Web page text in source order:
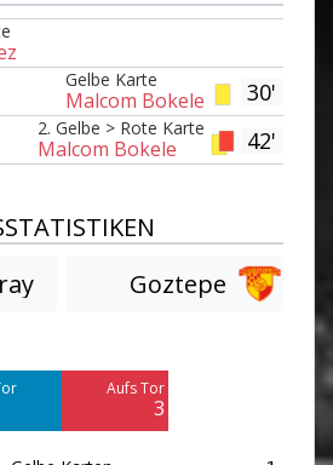
30'
Gelbe Karte
Malcom Bokele
42'
2. Gelbe > Rote Karte
Malcom Bokele
Goztepe
Aufs Tor
3